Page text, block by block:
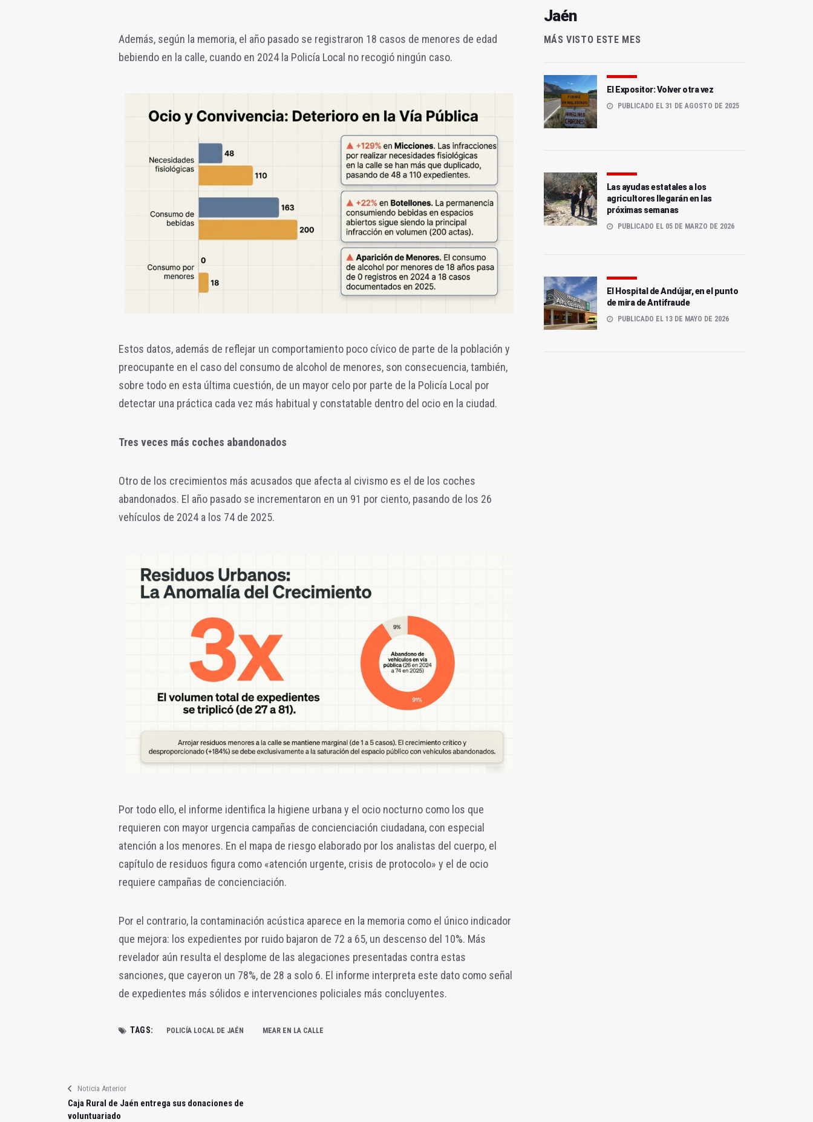
Además, según la memoria, el año pasado se registraron 18 casos de menores de edad
bebiendo en la calle, cuando en 2024 la Policía Local no recogió ningún caso.
Estos datos, además de reflejar un comportamiento poco cívico de parte de la población y
preocupante en el caso del consumo de alcohol de menores, son consecuencia, también,
sobre todo en esta última cuestión, de un mayor celo por parte de la Policía Local por
detectar una práctica cada vez más habitual y constatable dentro del ocio en la ciudad.
Tres veces más coches abandonados
Otro de los crecimientos más acusados que afecta al civismo es el de los coches
abandonados. El año pasado se incrementaron en un 91 por ciento, pasando de los 26
vehículos de 2024 a los 74 de 2025.
Por todo ello, el informe identifica la higiene urbana y el ocio nocturno como los que
requieren con mayor urgencia campañas de concienciación ciudadana, con especial
atención a los menores. En el mapa de riesgo elaborado por los analistas del cuerpo, el
capítulo de residuos figura como «atención urgente, crisis de protocolo» y el de ocio
requiere campañas de concienciación.
Por el contrario, la contaminación acústica aparece en la memoria como el único indicador
que mejora: los expedientes por ruido bajaron de 72 a 65, un descenso del 10%. Más
revelador aún resulta el desplome de las alegaciones presentadas contra estas
sanciones, que cayeron un 78%, de 28 a solo 6. El informe interpreta este dato como señal
de expedientes más sólidos e intervenciones policiales más concluyentes.
TAGS: POLICÍA LOCAL DE JAÉN MEAR EN LA CALLE
Noticia Anterior
Caja Rural de Jaén entrega sus donaciones de
voluntuariado
Jaén
MÁS VISTO ESTE MES
El Expositor: Volver otra vez
PUBLICADO EL 31 DE AGOSTO DE 2025
Las ayudas estatales a los
agricultores llegarán en las
próximas semanas
PUBLICADO EL 05 DE MARZO DE 2026
El Hospital de Andújar, en el punto
de mira de Antifraude
PUBLICADO EL 13 DE MAYO DE 2026